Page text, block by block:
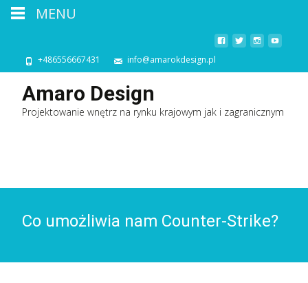
+486556667431 info@amarokdesign.pl
Amaro Design
Projektowanie wnętrz na rynku krajowym jak i zagranicznym
Co umożliwia nam Counter-Strike?
MENU